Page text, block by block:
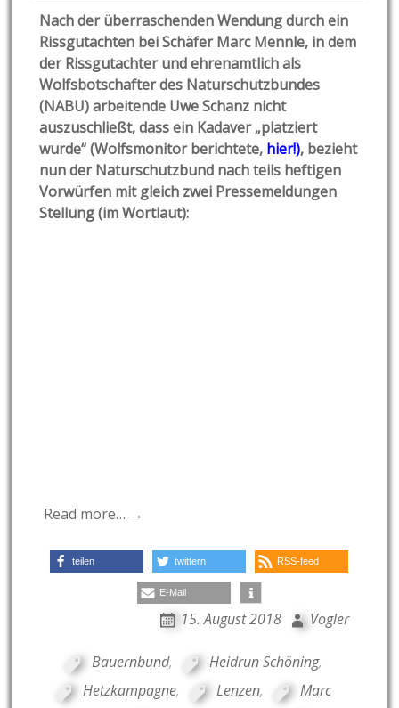
Nach der überraschenden Wendung durch ein
Rissgutachten bei Schäfer Marc Mennle, in dem
der Rissgutachter und ehrenamtlich als
Wolfsbotschafter des Naturschutzbundes
(NABU) arbeitende Uwe Schanz nicht
auszuschließt, dass ein Kadaver „platziert
wurde“ (Wolfsmonitor berichtete, hier!), bezieht
nun der Naturschutzbund nach teils heftigen
Vorwürfen mit gleich zwei Pressemeldungen
Stellung (im Wortlaut):
Read more… →
teilen twittern RSS-feed
E-Mail
15. August 2018 Vogler
Bauernbund, Heidrun Schöning,
Hetzkampagne, Lenzen,
Marc